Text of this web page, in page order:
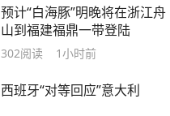
预计“白海豚”明晚将在浙江舟
山到福建福鼎一带登陆
302阅读 1小时前
西班牙“对等回应”意大利